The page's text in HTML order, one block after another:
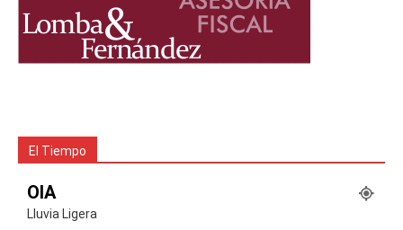
El Tiempo
OIA
Lluvia Ligera